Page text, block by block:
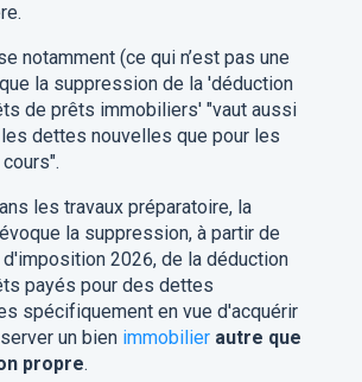
notamment (ce qui n’est pas une
la suppression de la 'déduction
de prêts immobiliers' "vaut aussi
dettes nouvelles que pour les
les travaux préparatoire, la
la suppression, à partir de
2026, de la déduction
payés pour des dettes
spécifiquement en vue d'acquérir
un bien immobilier autre que
propre.